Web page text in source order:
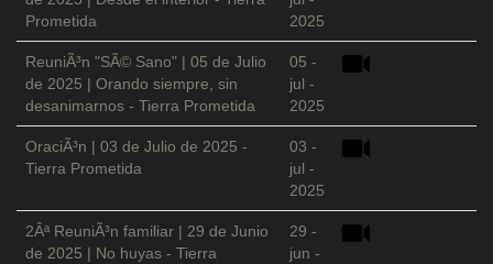
Prometida
2025
ReuniÃ³n "SÃ© Sano" | 05 de Julio
de 2025 | Orando siempre, sin
desanimarnos - Tierra Prometida
05 -
jul -
2025
OraciÃ³n | 03 de Julio de 2025 -
Tierra Prometida
03 -
jul -
2025
2Âª ReuniÃ³n familiar | 29 de Junio
de 2025 | No huyas - Tierra
29 -
jun -